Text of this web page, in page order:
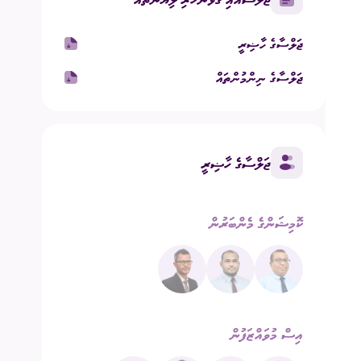
ބްރޯޑްކާސްޓިންގ
ECM Talks - Podcast
ޖަލްސާގެ ހާޟިރީ
ޖަލްސާގެ ނިންމުންތައް
ޖަލްސާގެ ހާޟިރީ
ކޮމިޝަންގެ މެންބަރުން
އިސް މުވައްޒަފުން